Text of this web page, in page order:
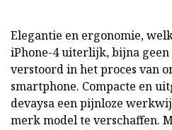
Elegantie en ergonomie,
iPhone-4 uiterlijk, bijna
verstoord in het proces van
smartphone. Compacte en
devaysa een pijnloze
merk model te verschaffen.